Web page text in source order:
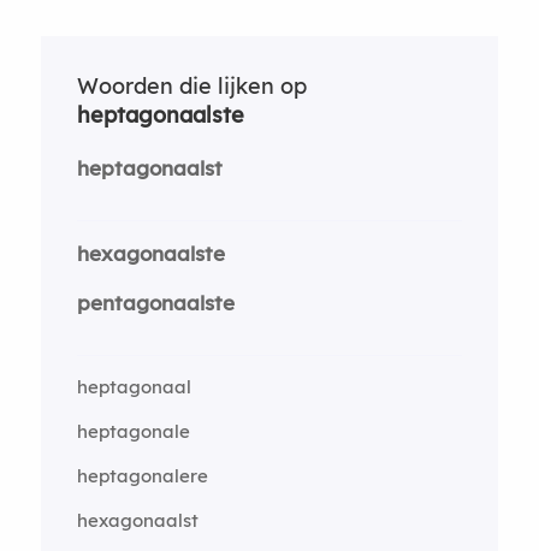
Woorden die lijken op
heptagonaalste
heptagonaalst
hexagonaalste
pentagonaalste
heptagonaal
heptagonale
heptagonalere
hexagonaalst